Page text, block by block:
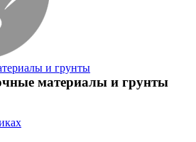
и грунты
материалы и грунты